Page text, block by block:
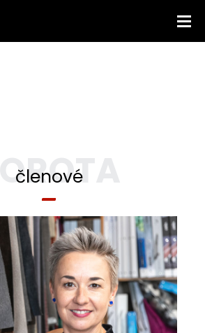
členové
POROTA